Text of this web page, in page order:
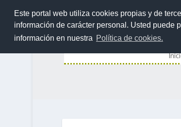
Este portal web utiliza cookies propias y de
información de carácter personal. Usted puede
información en nuestra Política de cookies.